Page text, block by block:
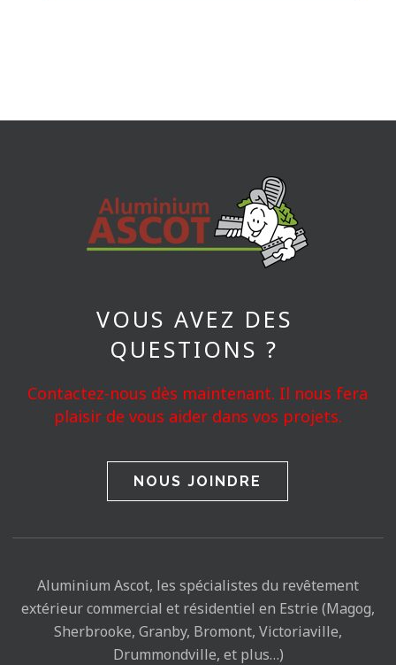
VOUS AVEZ DES
QUESTIONS ?
Contactez-nous dès maintenant. Il nous fera
plaisir de vous aider dans vos projets.
NOUS JOINDRE
Aluminium Ascot, les spécialistes du revêtement
extérieur commercial et résidentiel en Estrie (Magog,
Sherbrooke, Granby, Bromont, Victoriaville,
Drummondville, et plus…)